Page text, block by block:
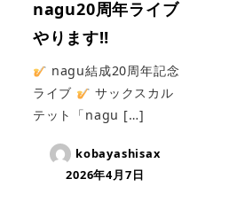
nagu20周年ライブ
やります‼
nagu結成20周年記念
ライブ
サックスカル
テット「nagu […]
kobayashisax
2026年4月7日